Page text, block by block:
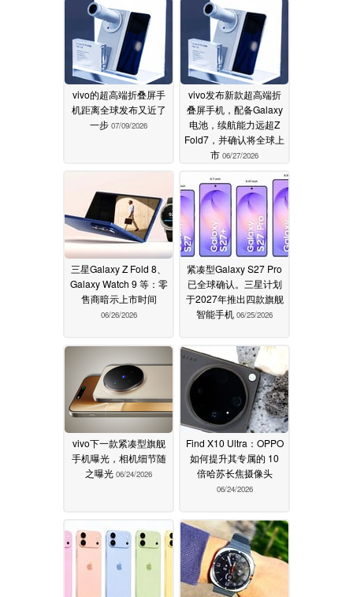
vivo的超高端折叠屏手
机距离全球发布又近了
一步 07/09/2026
vivo发布新款超高端折
叠屏手机，配备Galaxy
电池，续航能力远超Z
Fold7，并确认将全球上
市 06/27/2026
三星Galaxy Z Fold 8、
Galaxy Watch 9 等：零
售商暗示上市时间
06/26/2026
紧凑型Galaxy S27 Pro
已全球确认。三星计划
于2027年推出四款旗舰
智能手机 06/25/2026
vivo下一款紧凑型旗舰
手机曝光，相机细节随
之曝光 06/24/2026
Find X10 Ultra：OPPO
如何提升其专属的 10
倍哈苏长焦摄像头
06/24/2026